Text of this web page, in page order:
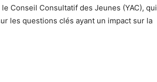
Conseil Consultatif des Jeunes (YAC), qui
les questions clés ayant un impact sur la